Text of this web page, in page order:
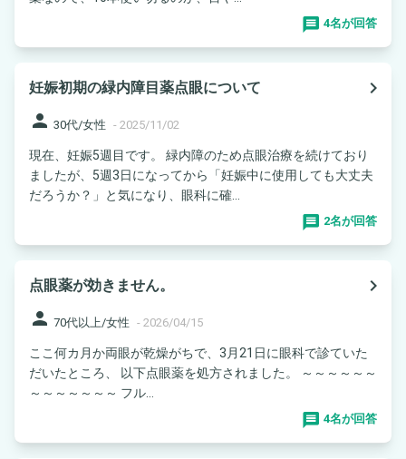
4名が回答
妊娠初期の緑内障目薬点眼について
navigate_next
person 30代/女性 - 2025/11/02
現在、妊娠5週目です。 緑内障のため点眼治療を続けており
ましたが、5週3日になってから「妊娠中に使用しても大丈夫
だろうか？」と気になり、眼科に確...
2名が回答
点眼薬が効きません。
navigate_next
person 70代以上/女性 - 2026/04/15
ここ何カ月か両眼が乾燥がちで、3月21日に眼科で診ていた
だいたところ、 以下点眼薬を処方されました。 ～～～～～～
～～～～～～～ フル...
4名が回答